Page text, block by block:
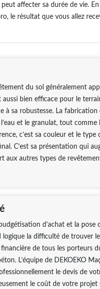
affecter sa durée de vie.
le résultat que vous allez
du sol généralement
aussi bien efficace pour le
à sa robustesse. La
et le granulat, tout comme
c’est sa couleur et le type
C’est sa présentation qui
aux autres types de
d’achat et la pose
logique la difficulté de trouver
de tous les porteurs
L’équipe de DEKOEKO
le devis de
le coût de votre projet